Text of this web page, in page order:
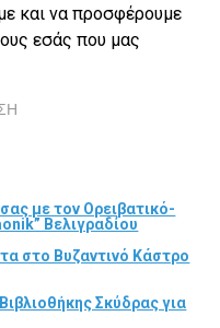
και να προσφέρουμε
εσάς που μας
με τον Ορειβατικό-
Βελιγραδίου
στο Βυζαντινό Κάστρο
Σκύδρας για